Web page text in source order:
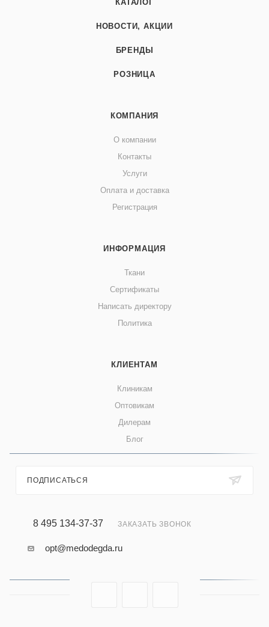
КАТАЛОГ
НОВОСТИ, АКЦИИ
БРЕНДЫ
РОЗНИЦА
КОМПАНИЯ
О компании
Контакты
Услуги
Оплата и доставка
Регистрация
ИНФОРМАЦИЯ
Ткани
Сертификаты
Написать директору
Политика
КЛИЕНТАМ
Клиникам
Оптовикам
Дилерам
Блог
ПОДПИСАТЬСЯ
8 495 134-37-37 ЗАКАЗАТЬ ЗВОНОК
opt@medodegda.ru